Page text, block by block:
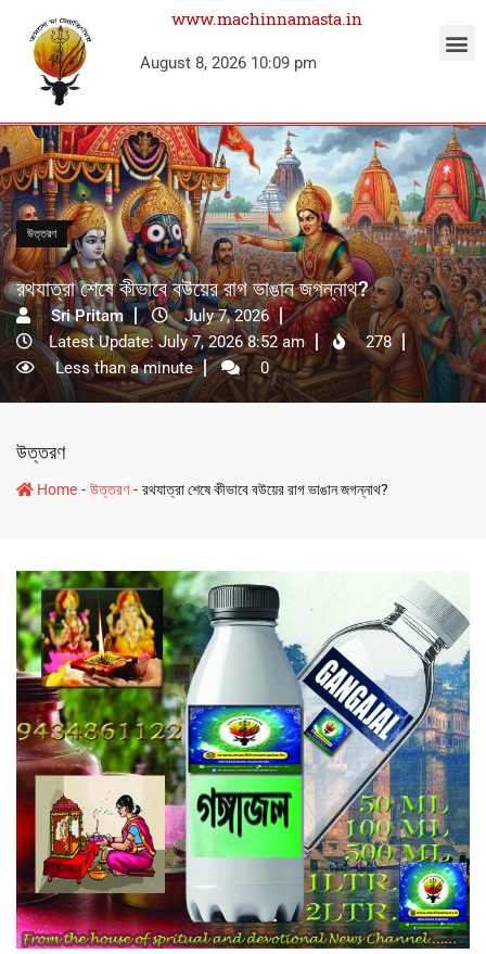
www.machinnamasta.in
August 8, 2026 10:09 pm
উত্তরণ
রথযাত্রা শেষে কীভাবে বউয়ের রাগ ভাঙান জগন্নাথ?
Sri Pritam
July 7, 2026
Latest Update: July 7, 2026 8:52 am
278
Less than a minute
0
উত্তরণ
Home - উত্তরণ- রথযাত্রা শেষে কীভাবে বউয়ের রাগ ভাঙান জগন্নাথ?